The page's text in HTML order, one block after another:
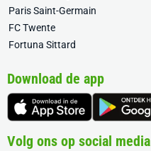
Paris Saint-Germain
FC Twente
Fortuna Sittard
Download de app
Volg ons op social media